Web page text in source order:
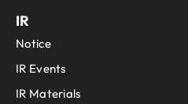
IR
Notice
IR Events
IR Materials